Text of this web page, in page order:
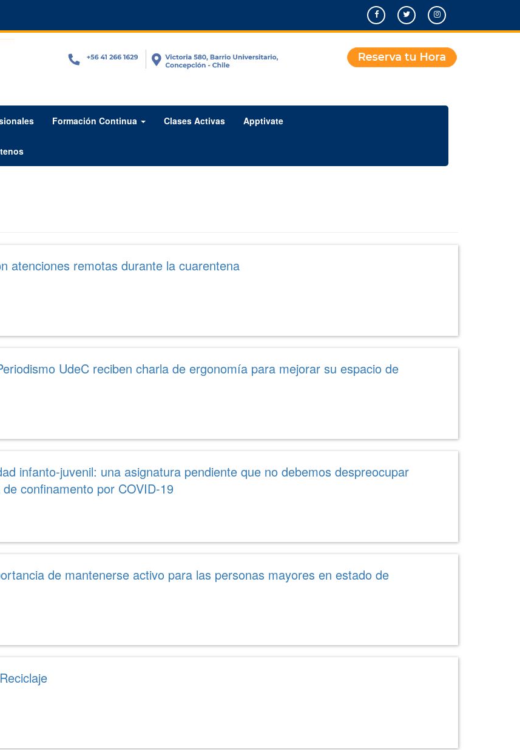
Formación Continua Clases Activas Apptivate
atenciones remotas durante la cuarentena
UdeC reciben charla de ergonomía para mejorar su espacio de
infanto-juvenil: una asignatura pendiente que no debemos despreocupar
confinamento por COVID-19
de mantenerse activo para las personas mayores en estado de